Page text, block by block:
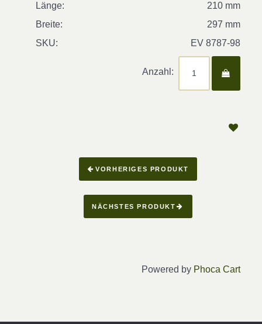
Länge:
210 mm
Breite:
297 mm
SKU:
EV 8787-98
Anzahl:
VORHERIGES PRODUKT
NÄCHSTES PRODUKT
Powered by Phoca Cart